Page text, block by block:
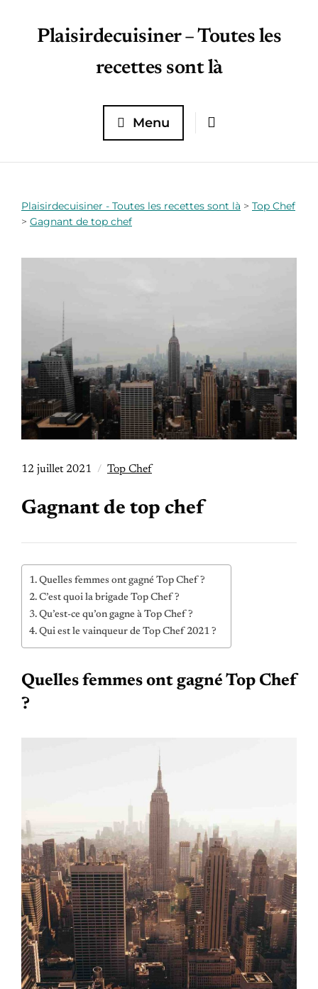
Plaisirdecuisiner – Toutes les
recettes sont là
Menu
Plaisirdecuisiner - Toutes les recettes sont là > Top Chef
> Gagnant de top chef
12 juillet 2021 Top Chef
Gagnant de top chef
Quelles femmes ont gagné Top Chef ?
C’est quoi la brigade Top Chef ?
Qu’est-ce qu’on gagne à Top Chef ?
Qui est le vainqueur de Top Chef 2021 ?
Quelles femmes ont gagné Top Chef
?